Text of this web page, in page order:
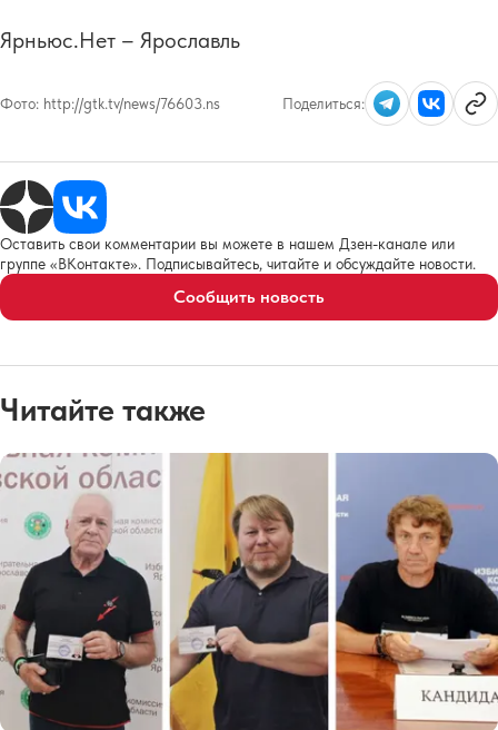
Ярньюс.Нет – Ярославль
Фото: http://gtk.tv/news/76603.ns Поделиться:
Оставить свои комментарии вы можете в нашем Дзен-канале или
группе «ВКонтакте». Подписывайтесь, читайте и обсуждайте новости.
Сообщить новость
Читайте также